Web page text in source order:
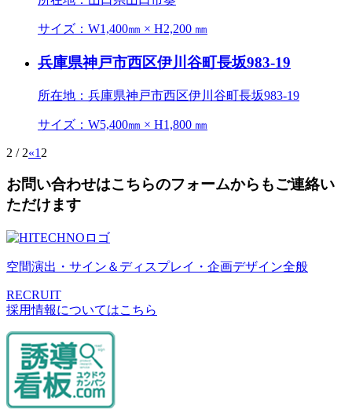
サイズ：W1,400㎜ × H2,200 ㎜
兵庫県神戸市西区伊川谷町長坂983-19
所在地：兵庫県神戸市西区伊川谷町長坂983-19
サイズ：W5,400㎜ × H1,800 ㎜
2 / 2«1 2
お問い合わせはこちらのフォームからもご連絡い
ただけます
空間演出・サイン＆ディスプレイ・企画デザイン全般
RECRUIT
採用情報についてはこちら